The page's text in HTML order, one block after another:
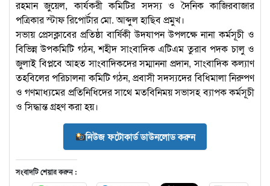
রহমান জুয়েল, কার্যকরী কমিটির সদস্য ও দৈনিক কাজিরবাজার
পত্রিকার স্টাফ রিপোর্টার মো. আব্দুল হাছিব প্রমুখ।
সভায় প্রেসক্লাবের প্রতিষ্ঠা বার্ষিকী উদযাপন উপলক্ষে নানা কর্মসূচী ও
বিভিন্ন উপকমিটি গঠন, শহীদ সাংবাদিক এটিএম তুরাব পদক চালু ও
জুলাই বিপ্লবে আহত সাংবাদিকদের সম্মাননা প্রদান, সাংবাদিক কল্যাণ
তহবিলের পরিচালনা কমিটি গঠন, প্রবাসী সদস্যদের বিধিমালা নিরুপণ
ও গণমাধ্যমের প্রতিনিধিদের সাথে মতবিনিময় সভাসহ ব্যাপক কর্মসূচী
ও সিদ্ধান্ত গ্রহণ করা হয়।
নিউজ ফটোকার্ড ডাউনলোড করুন
সংবাদটি শেয়ার করুন :